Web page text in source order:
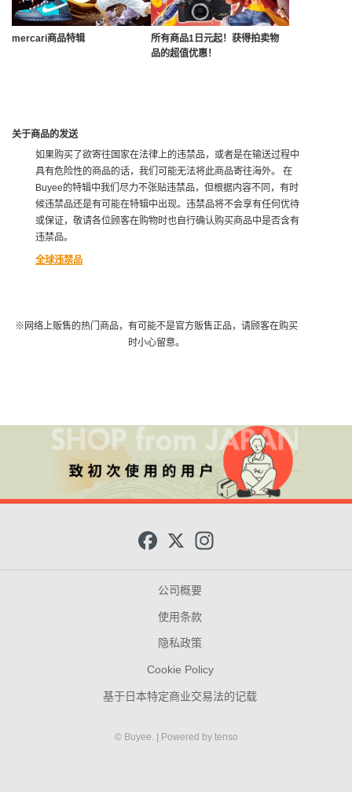
mercari商品特辑
所有商品1日元起！获得拍卖物
品的超值优惠！
关于商品的发送
如果购买了欲寄往国家在法律上的违禁品，或者是在输送过程中
具有危险性的商品的话，我们可能无法将此商品寄往海外。 在
Buyee的特辑中我们尽力不张贴违禁品，但根据内容不同，有时
候违禁品还是有可能在特辑中出现。违禁品将不会享有任何优待
或保证，敬请各位顾客在购物时也自行确认购买商品中是否含有
违禁品。
全球违禁品
※网络上贩售的热门商品，有可能不是官方贩售正品，请顾客在购买
时小心留意。
e
b
o
o
k
X
t
公司概要
使用条款
隐私政策
Cookie Policy
基于日本特定商业交易法的记载
© Buyee. | Powered by tenso